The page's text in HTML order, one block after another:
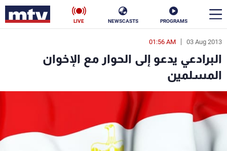
PROGRAMS
NEWSCASTS
LIVE
03 Aug 2013
01:56 AM
البرادعي يدعو إلى الحوار مع الإخوان
المسلمين
en
الأخبار
سياسة ناس
إقتصاد
منوعات رياضة